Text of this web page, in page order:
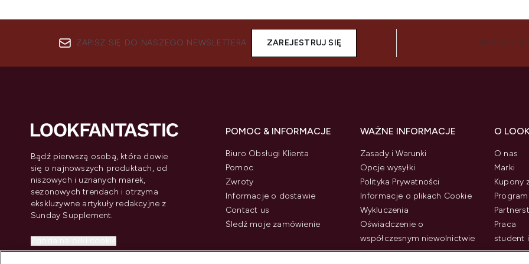
ZAPISZ SIĘ DO NASZEGO NEWSLETTERA ZAREJESTRUJ SIĘ POŁĄCZ
Bądź pierwszą osobą, która dowie
się o najnowszych produktach, od
niszowych i uznanych marek,
sezonowych trendach i otrzyma
ekskluzywne artykuły redakcyjne z
Sunday Supplement.
POMOC & INFORMACJE
Biuro Obsługi Klienta
Pomoc
Zwroty
Informacje o dostawie
Contact us
Śledź moje zamówienie
WAŻNE INFORMACJE
Zasady i Warunki
Opcje wysyłki
Polityka Prywatności
Informacje o plikach Cookie
Wykluczenia
Oświadczenie o
współczesnym niewolnictwie
O
O nas
Marki
Kupony
Praca
student